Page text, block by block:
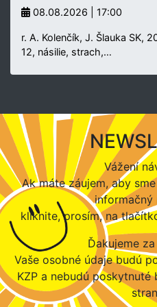
08.08.2026 | 17:00
r. A. Kolenčík, J. Šlauka SK,
12, násilie, strach,…
Vážení
Ak máte záujem, aby
informačný
kliknite, prosím, na
Ďakujeme
Vaše osobné údaje budú
KZP a nebudú